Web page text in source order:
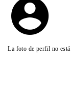
La foto de perfil no está